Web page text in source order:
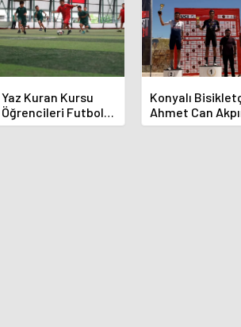
Yaz Kuran Kursu
Öğrencileri Futbol
Sahasında
Konyalı
Ahmet Can
Altın Madalyayı